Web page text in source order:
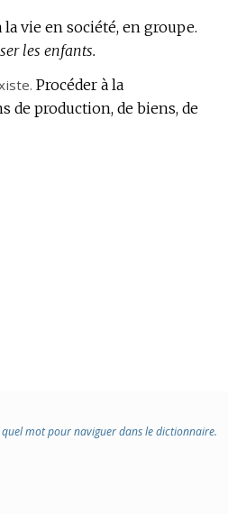
vie en société, en groupe.
les enfants.
Procéder à la
de production, de biens, de
mot pour naviguer dans le dictionnaire.